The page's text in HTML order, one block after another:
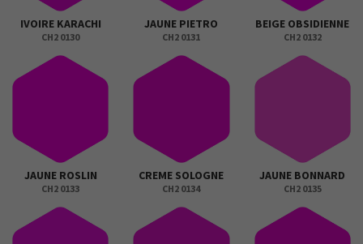
IVOIRE KARACHI
CH2 0130
JAUNE PIETRO
CH2 0131
BEIGE OBSIDIENNE
CH2 0132
JAUNE ROSLIN
CH2 0133
CREME SOLOGNE
CH2 0134
JAUNE BONNARD
CH2 0135